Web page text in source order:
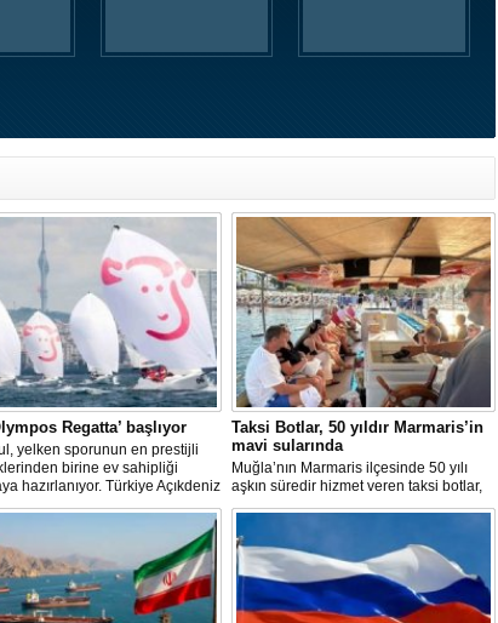
Regatta’ başlıyor
yelken sporunun en prestijli
birine ev sahipliği
hazırlanıyor. Türkiye Açıkdeniz
(TAYK), Türkiye Yelken
hayata geçirilecek olan 14.
Eker Olympos Regatta, 7
start alacak ve 16 Ağustos'a
tutkunlarını bir araya
"Rüzgâ
Taksi Botlar, 50 yıldır Marmaris’in
mavi sularında
Muğla’nın Marmaris ilçesinde 50 yılı
aşkın süredir hizmet veren taksi botlar,
hem ulaşım hem de turistik gezi